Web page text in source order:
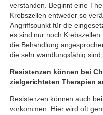
verstanden. Beginnt eine
Krebszellen entweder so
Angriffspunkt für die
es sind nur noch
die Behandlung
die sehr wandlungsfähig
Resistenzen können bei
zielgerichteten Therapien
Resistenzen können auch
vorkommen. Hier wird oft